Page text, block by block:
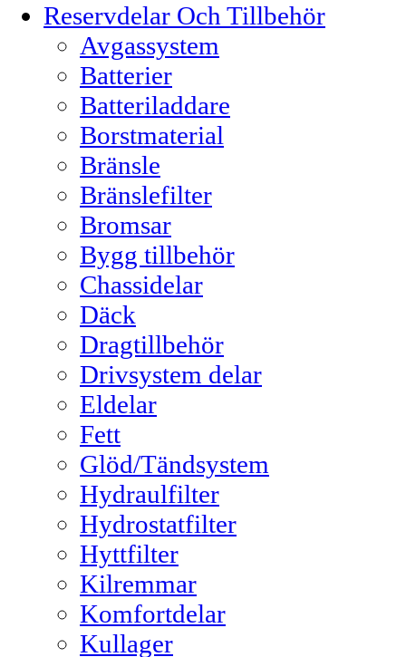
Reservdelar Och Tillbehör
Avgassystem
Batterier
Batteriladdare
Borstmaterial
Bränsle
Bränslefilter
Bromsar
Bygg tillbehör
Chassidelar
Däck
Dragtillbehör
Drivsystem delar
Eldelar
Fett
Glöd/Tändsystem
Hydraulfilter
Hydrostatfilter
Hyttfilter
Kilremmar
Komfortdelar
Kullager